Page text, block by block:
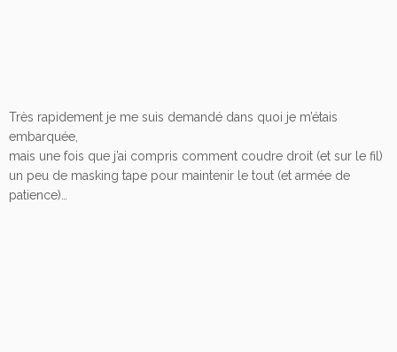
Très rapidement je me suis demandé dans quoi je m’étais
embarquée,
mais une fois que j’ai compris comment coudre droit (et sur le fil)
un peu de masking tape pour maintenir le tout (et armée de
patience)…